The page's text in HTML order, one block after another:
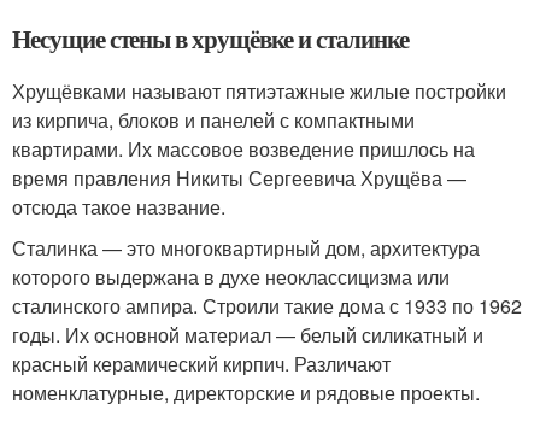
Несущие стены в хрущёвке и сталинке
Хрущёвками называют пятиэтажные жилые постройки
из кирпича, блоков и панелей с компактными
квартирами. Их массовое возведение пришлось на
время правления Никиты Сергеевича Хрущёва —
отсюда такое название.
Сталинка — это многоквартирный дом, архитектура
которого выдержана в духе неоклассицизма или
сталинского ампира. Строили такие дома с 1933 по 1962
годы. Их основной материал — белый силикатный и
красный керамический кирпич. Различают
номенклатурные, директорские и рядовые проекты.